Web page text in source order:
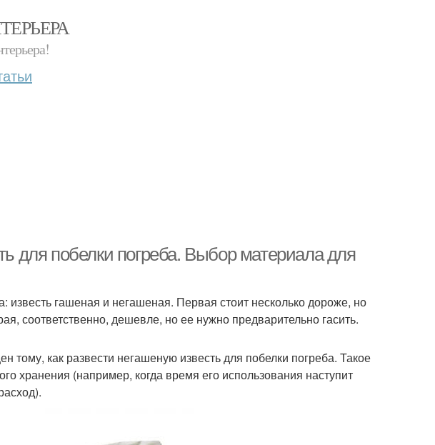
для побелки погреба. Выбор материала для
известь гашеная и негашеная. Первая стоит несколько дороже, но
соответственно, дешевле, но ее нужно предварительно гасить.
тому, как развести негашеную известь для побелки погреба. Такое
хранения (например, когда время его использования наступит